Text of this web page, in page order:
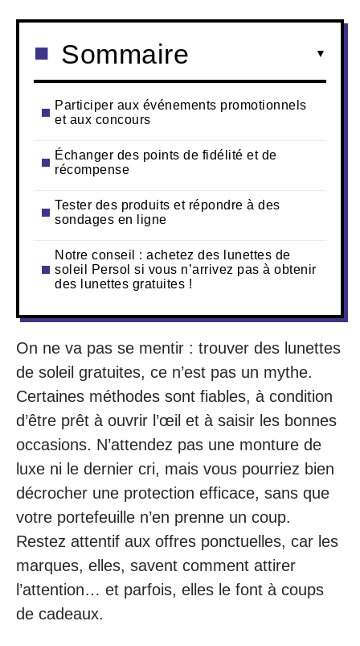
Sommaire
Participer aux événements promotionnels
et aux concours
Échanger des points de fidélité et de
récompense
Tester des produits et répondre à des
sondages en ligne
Notre conseil : achetez des lunettes de
soleil Persol si vous n’arrivez pas à obtenir
des lunettes gratuites !
On ne va pas se mentir : trouver des lunettes
de soleil gratuites, ce n’est pas un mythe.
Certaines méthodes sont fiables, à condition
d’être prêt à ouvrir l’œil et à saisir les bonnes
occasions. N’attendez pas une monture de
luxe ni le dernier cri, mais vous pourriez bien
décrocher une protection efficace, sans que
votre portefeuille n’en prenne un coup.
Restez attentif aux offres ponctuelles, car les
marques, elles, savent comment attirer
l’attention… et parfois, elles le font à coups
de cadeaux.